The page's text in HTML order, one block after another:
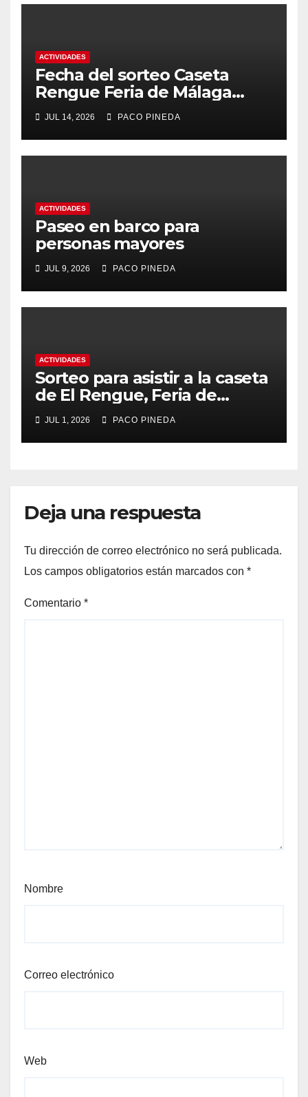
ACTIVIDADES
Fecha del sorteo Caseta
Rengue Feria de Málaga
2026
JUL 14, 2026 PACO PINEDA
ACTIVIDADES
Paseo en barco para
personas mayores
JUL 9, 2026 PACO PINEDA
ACTIVIDADES
Sorteo para asistir a la caseta
de El Rengue, Feria de
Málaga 2026
JUL 1, 2026 PACO PINEDA
Deja una respuesta
Tu dirección de correo electrónico no será publicada.
Los campos obligatorios están marcados con *
Comentario *
Nombre
Correo electrónico
Web